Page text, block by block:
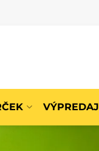
VÝPREDAJ